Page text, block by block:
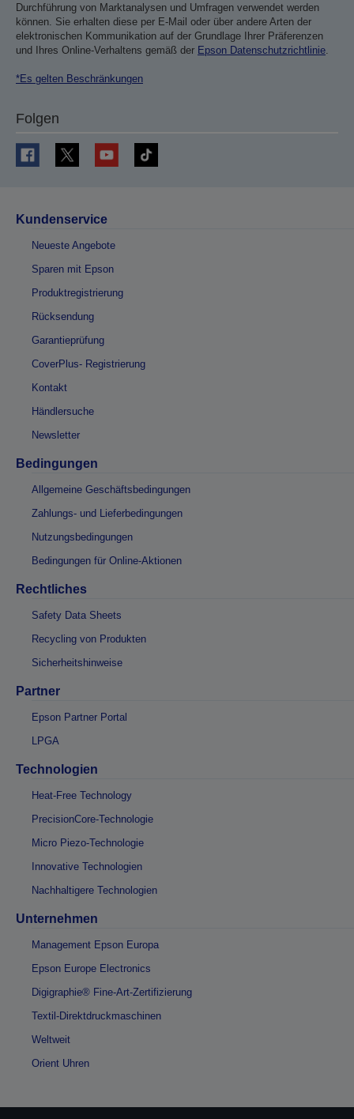
Durchführung von Marktanalysen und Umfragen verwendet werden
können. Sie erhalten diese per E-Mail oder über andere Arten der
elektronischen Kommunikation auf der Grundlage Ihrer Präferenzen
und Ihres Online-Verhaltens gemäß der Epson Datenschutzrichtlinie
*Es gelten Beschränkungen
Folgen
Kundenservice
Neueste Angebote
Sparen mit Epson
Produktregistrierung
Rücksendung
Garantieprüfung
CoverPlus- Registrierung
Kontakt
Händlersuche
Newsletter
Bedingungen
Allgemeine Geschäftsbedingungen
Zahlungs- und Lieferbedingungen
Nutzungsbedingungen
Bedingungen für Online-Aktionen
Rechtliches
Safety Data Sheets
Recycling von Produkten
Sicherheitshinweise
Partner
Epson Partner Portal
LPGA
Technologien
Heat-Free Technology
PrecisionCore-Technologie
Micro Piezo-Technologie
Innovative Technologien
Nachhaltigere Technologien
Unternehmen
Management Epson Europa
Epson Europe Electronics
Digigraphie® Fine-Art-Zertifizierung
Textil-Direktdruckmaschinen
Weltweit
Orient Uhren